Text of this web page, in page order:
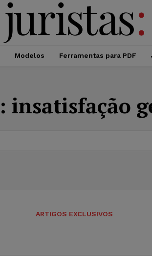
Modelos Ferramentas para PDF
insatisfação
ARTIGOS EXCLUSIVOS